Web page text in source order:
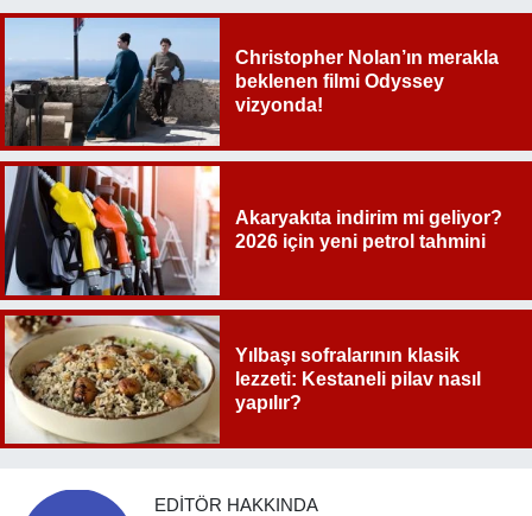
Christopher Nolan’ın merakla
beklenen filmi Odyssey
vizyonda!
Akaryakıta indirim mi geliyor?
2026 için yeni petrol tahmini
Yılbaşı sofralarının klasik
lezzeti: Kestaneli pilav nasıl
yapılır?
EDITÖR HAKKINDA